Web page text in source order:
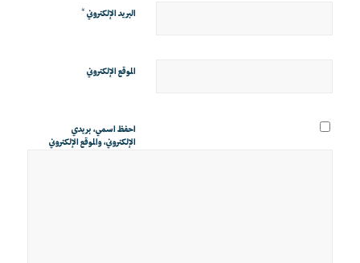
البريد الإلكتروني*
الموقع الإلكتروني
احفظ اسمي، بريدي
الإلكتروني، والموقع الإلكتروني